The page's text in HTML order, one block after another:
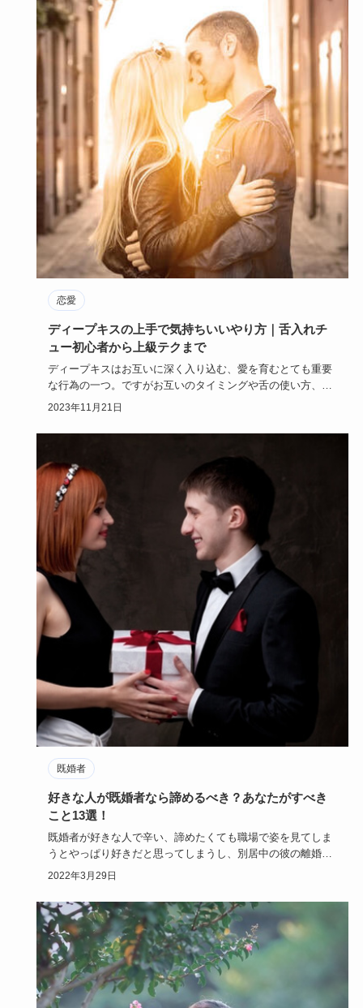
恋愛
ディープキスの上手で気持ちいいやり方｜舌入れチ
ュー初心者から上級テクまで
ディープキスはお互いに深く入り込む、愛を育むとても重要
な行為の一つ。ですがお互いのタイミングや舌の使い方、デ
ィープキスまで…
2023年11月21日
既婚者
好きな人が既婚者なら諦めるべき？あなたがすべき
こと13選！
既婚者が好きな人で辛い、諦めたくても職場で姿を見てしま
うとやっぱり好きだと思ってしまうし、別居中の彼の離婚を
願ってしまい自…
2022年3月29日